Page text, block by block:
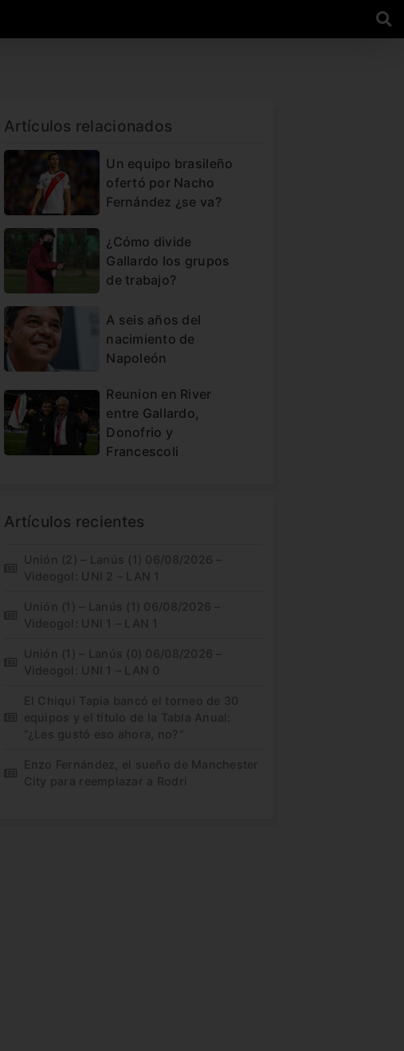
Artículos relacionados
Un equipo brasileño
ofertó por Nacho
Fernández ¿se va?
¿Cómo divide
Gallardo los grupos
de trabajo?
A seis años del
nacimiento de
Napoleón
Reunion en River
entre Gallardo,
Donofrio y
Francescoli
Artículos recientes
Unión (2) – Lanús (1) 06/08/2026 –
Videogol: UNI 2 – LAN 1
Unión (1) – Lanús (1) 06/08/2026 –
Videogol: UNI 1 – LAN 1
Unión (1) – Lanús (0) 06/08/2026 –
Videogol: UNI 1 – LAN 0
El Chiqui Tapia bancó el torneo de 30
equipos y el título de la Tabla Anual:
“¿Les gustó eso ahora, no?”
Enzo Fernández, el sueño de Manchester
City para reemplazar a Rodri